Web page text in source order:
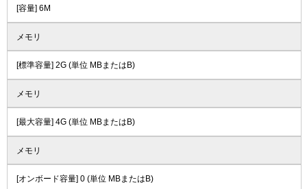
[容量] 6M
メモリ
[標準容量] 2G (単位 MBまたはB)
メモリ
[最大容量] 4G (単位 MBまたはB)
メモリ
[オンボード容量] 0 (単位 MBまたはB)